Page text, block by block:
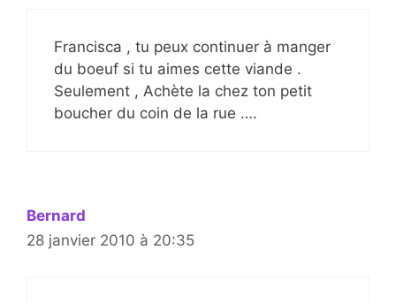
Francisca , tu peux continuer à manger
du boeuf si tu aimes cette viande .
Seulement , Achète la chez ton petit
boucher du coin de la rue ….
Bernard
28 janvier 2010 à 20:35